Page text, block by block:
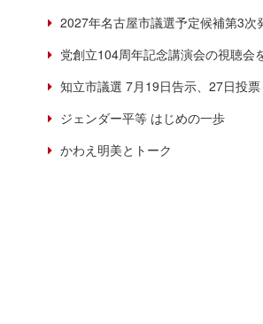
2027年名古屋市議選予定候補第3次
党創立104周年記念講演会の視聴会
知立市議選 7月19日告示、27日投票
ジェンダー平等 はじめの一歩
かわえ明美とトーク